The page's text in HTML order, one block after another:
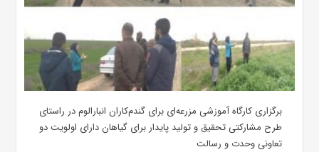
برگزاری کارگاه آموزشی مزرعه‌ای برای گندم‌کاران انبارالوم در راستای
طرح مشارکتی تحقیق و تولید پایدار برای گیاهان دارای اولویت دو
تعاونی وحدت و رسالت